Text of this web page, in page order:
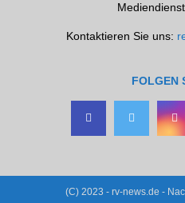
Kontaktieren Sie uns:
FOLGEN
(C) 2023 - rv-news.de -